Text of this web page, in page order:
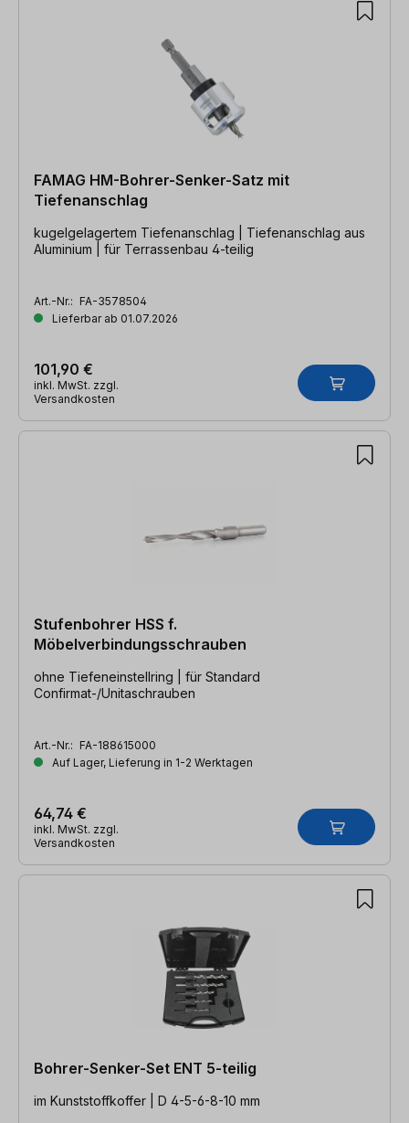
FAMAG HM-Bohrer-Senker-Satz mit
Tiefenanschlag
kugelgelagertem Tiefenanschlag | Tiefenanschlag aus
Aluminium | für Terrassenbau 4-teilig
Art.-Nr.: FA-3578504
Lieferbar ab 01.07.2026
101,90 €
inkl. MwSt. zzgl.
Versandkosten
Stufenbohrer HSS f.
Möbelverbindungsschrauben
ohne Tiefeneinstellring | für Standard
Confirmat-/Unitaschrauben
Art.-Nr.: FA-188615000
Auf Lager, Lieferung in 1-2 Werktagen
64,74 €
inkl. MwSt. zzgl.
Versandkosten
Bohrer-Senker-Set ENT 5-teilig
im Kunststoffkoffer | D 4-5-6-8-10 mm